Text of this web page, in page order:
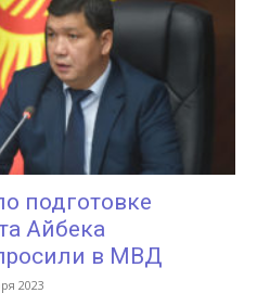
подготовке
Айбека
в МВД
2023